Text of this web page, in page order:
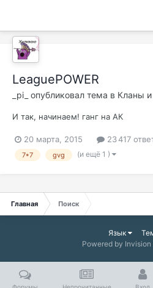
LeaguePOWER
_pi_ опубликовал тема в Кланы
И так, начинаем! ганг на АК
20 марта, 2015 23 417
7*7 gvg (и ещё 1 )
Главная Поиск
Язык
Powered by